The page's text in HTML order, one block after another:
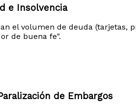
e Insolvencia
el volumen de deuda
de buena fe".
de Embargos